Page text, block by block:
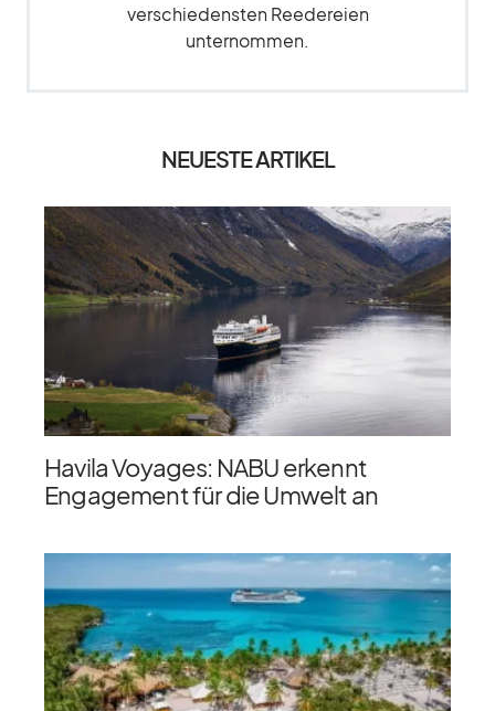
verschiedensten Reedereien
unternommen.
NEUESTE ARTIKEL
Havila Voyages: NABU erkennt
Engagement für die Umwelt an